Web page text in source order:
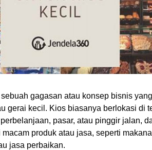
gagasan atau konsep bisnis
gerai kecil. Kios biasanya berlokasi di
pasar, atau pinggir jalan,
produk atau jasa, seperti
jasa perbaikan.